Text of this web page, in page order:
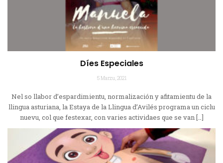
Díes Especiales
5 Marzu, 2021
Nel so llabor d’espardimientu, normalización y afitamientu de la
llingua asturiana, la Estaya de la Llingua d’Avilés programa un ciclu
nuevu, col que festexar, con varies actividaes que se van […]